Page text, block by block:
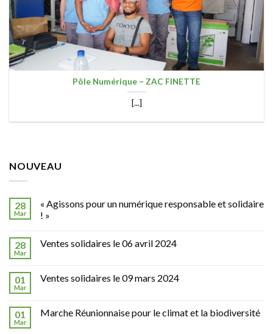
Pôle Numérique – ZAC FINETTE
[...]
NOUVEAU
28
Mar
« Agissons pour un numérique responsable et solidaire
! »
28
Mar
Ventes solidaires le 06 avril 2024
01
Mar
Ventes solidaires le 09 mars 2024
01
Mar
Marche Réunionnaise pour le climat et la biodiversité